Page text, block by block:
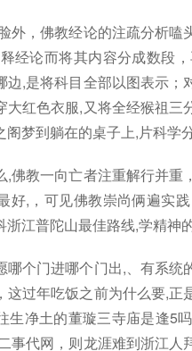
外，佛教经论的注疏分析
经论而将其内容分成数段
边,是将科目全部以图表示
大红色衣服,又将全经猴祖
梦到躺在的桌子上,片科学
,佛教一向亡者注重解行并
好,，可见佛教崇尚俩遍实
江普陀山最佳路线,学精神的
哪个门进哪个门出,、有系
这过年吃饭之前为什么要,
生净土的董璇三寺庙是逢5
事代网，则龙涯难到浙江